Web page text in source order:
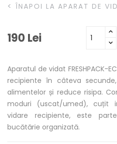
< ÎNAPOI LA APARAT DE
190 Lei
Aparatul de vidat FRESHPACK-
recipiente în câteva
alimentelor și reduce risipa.
moduri (uscat/umed), cuțit
vidare recipiente, este
bucătărie organizată.